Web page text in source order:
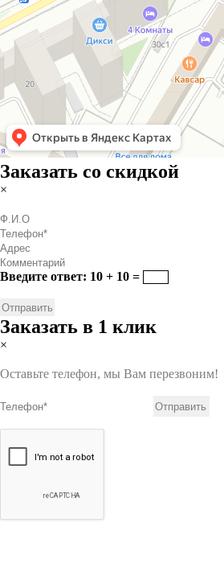
Заказать со скидкой
×
Введите ответ: 10 + 10 =
Заказать в 1 клик
×
Оставьте телефон, мы Вам перезвоним!